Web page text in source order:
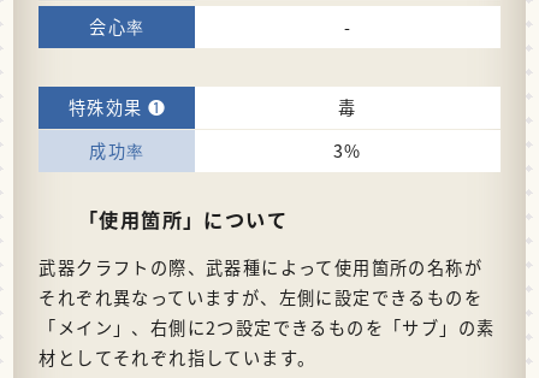
-
毒
3%
「使用箇所」について
武器クラフトの際、武器種によって使用箇所の名称が
それぞれ異なっていますが、左側に設定できるものを
「メイン」、右側に2つ設定できるものを「サブ」の素
材としてそれぞれ指しています。